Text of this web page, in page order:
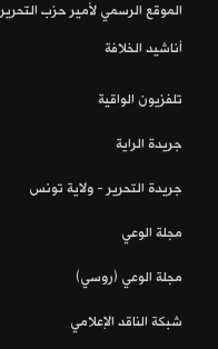
الموقع الرسمي لأمير حزب التحرير
أناشيد الخلافة
تلفزيون الواقية
جريدة الراية
جريدة التحرير - ولاية تونس
مجلة الوعي
مجلة الوعي (روسي)
شبكة الناقد الإعلامي